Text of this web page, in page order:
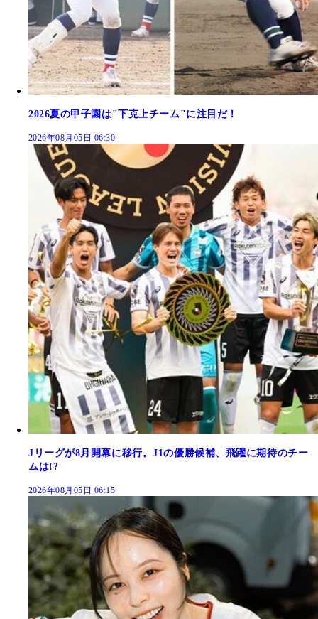
2026夏の甲子園は"下克上チーム"に注目だ！
2026年08月05日 06:30
Jリーグが8月開幕に移行。J1の優勝候補、飛躍に期待のチー
ムは!?
2026年08月05日 06:15